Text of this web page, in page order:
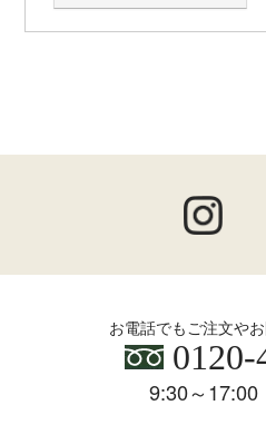
本規約の変更にご注意下さ
会員のみなさまへの通知
1. 本規約の変更のケース以外
会員登録について
当サイトにおいてのご購入に
お電話でもご注文や
0120-
9:30～